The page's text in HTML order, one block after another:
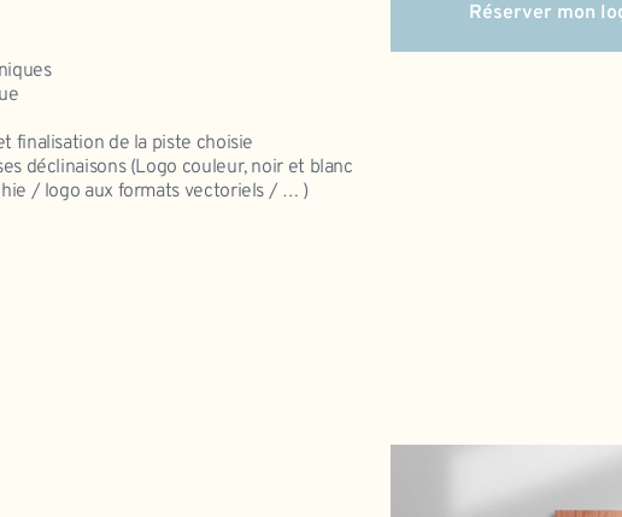
finalisation de la piste choisie
déclinaisons (Logo couleur, noir et blanc
/ logo aux formats vectoriels / … )
Réserver mon